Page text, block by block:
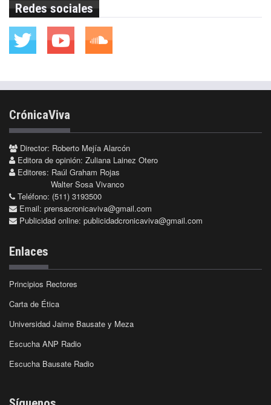
Redes sociales
CrónicaViva
Director: Roberto Mejía Alarcón
Editora de opinión: Zuliana Lainez Otero
Editores: Raúl Graham Rojas
Walter Sosa Vivanco
Teléfono: (511) 3193500
Email: prensacronicaviva@gmail.com
Publicidad online: publicidadcronicaviva@gmail.com
Enlaces
Principios Rectores
Carta de Ética
Universidad Jaime Bausate y Meza
Escucha ANP Radio
Escucha Bausate Radio